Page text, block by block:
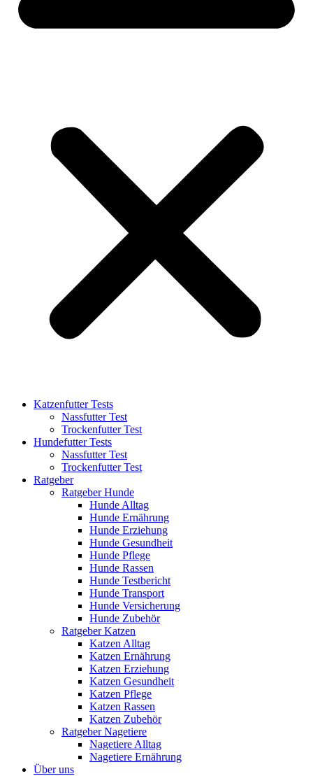
Katzenfutter Tests
Nassfutter Test
Trockenfutter Test
Hundefutter Tests
Nassfutter Test
Trockenfutter Test
Ratgeber
Ratgeber Hunde
Hunde Alltag
Hunde Ernährung
Hunde Erziehung
Hunde Gesundheit
Hunde Pflege
Hunde Rassen
Hunde Testbericht
Hunde Transport
Hunde Versicherung
Hunde Zubehör
Ratgeber Katzen
Katzen Alltag
Katzen Ernährung
Katzen Erziehung
Katzen Gesundheit
Katzen Pflege
Katzen Rassen
Katzen Zubehör
Ratgeber Nagetiere
Nagetiere Alltag
Nagetiere Ernährung
Über uns